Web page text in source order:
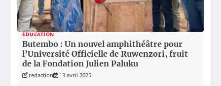
ÉDUCATION
Butembo : Un nouvel amphithéâtre pour
l’Université Officielle de Ruwenzori, fruit
de la Fondation Julien Paluku
redaction 13 avril 2025